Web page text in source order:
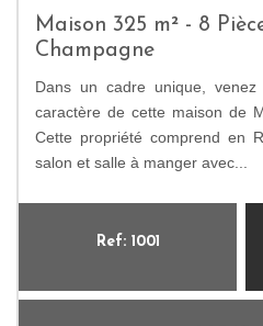
Maison 325 m² - 8
Champagne
Dans un cadre unique,
caractère de cette maison de
Cette propriété comprend en
salon et salle à manger avec...
Ref: 1001